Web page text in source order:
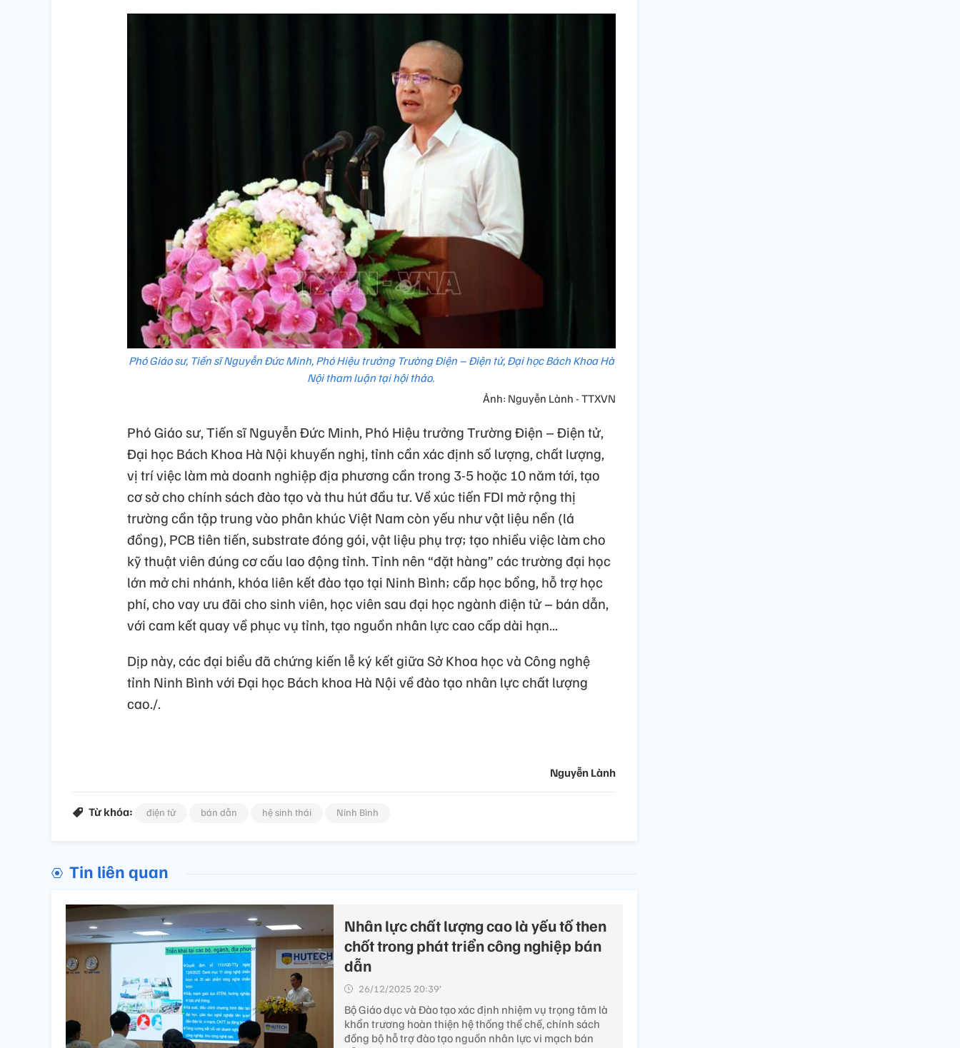
Phó Giáo sư, Tiến sĩ Nguyễn Đức Minh, Phó Hiệu trưởng Trường Điện – Điện tử, Đại học Bách Khoa Hà
Nội tham luận tại hội thảo.
Ảnh: Nguyễn Lành - TTXVN
Phó Giáo sư, Tiến sĩ Nguyễn Đức Minh, Phó Hiệu trưởng Trường Điện – Điện tử,
Đại học Bách Khoa Hà Nội khuyến nghị, tỉnh cần xác định số lượng, chất lượng,
vị trí việc làm mà doanh nghiệp địa phương cần trong 3-5 hoặc 10 năm tới, tạo
cơ sở cho chính sách đào tạo và thu hút đầu tư. Về xúc tiến FDI mở rộng thị
trường cần tập trung vào phân khúc Việt Nam còn yếu như vật liệu nền (lá
đồng), PCB tiên tiến, substrate đóng gói, vật liệu phụ trợ; tạo nhiều việc làm cho
kỹ thuật viên đúng cơ cấu lao động tỉnh. Tỉnh nên “đặt hàng” các trường đại học
lớn mở chi nhánh, khóa liên kết đào tạo tại Ninh Bình; cấp học bổng, hỗ trợ học
phí, cho vay ưu đãi cho sinh viên, học viên sau đại học ngành điện tử – bán dẫn,
với cam kết quay về phục vụ tỉnh, tạo nguồn nhân lực cao cấp dài hạn...
Dịp này, các đại biểu đã chứng kiến lễ ký kết giữa Sở Khoa học và Công nghệ
tỉnh Ninh Bình với Đại học Bách khoa Hà Nội về đào tạo nhân lực chất lượng
cao./.
Nguyễn Lành
Từ khóa: điện tử bán dẫn hệ sinh thái Ninh Bình
Tin liên quan
Nhân lực chất lượng cao là yếu tố then
chốt trong phát triển công nghiệp bán
dẫn
26/12/2025 20:39’
Bộ Giáo dục và Đào tạo xác định nhiệm vụ trọng tâm là
khẩn trương hoàn thiện hệ thống thể chế, chính sách
đồng bộ hỗ trợ đào tạo nguồn nhân lực vi mạch bán